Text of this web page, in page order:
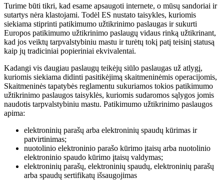
Turime būti tikri, kad esame apsaugoti internete, o mūsų sandoriai ir
sutartys nėra klastojami. Todėl ES nustato taisykles, kuriomis
siekiama stiprinti patikimumo užtikrinimo paslaugas irsukurti
Europos patikimumo užtikrinimo paslaugų vidaus rinką užtikrinant,
kad jos veiktų tarpvalstybiniu mastu ir turėtų tokį patį teisinį statusą
kaip jų tradiciniai popieriniai ekvivalentai.
Kadangi vis daugiau paslaugų teikėjų siūlo paslaugas už atlygį,
kuriomis siekiama didinti pasitikėjimą skaitmeninėmis operacijomis,
Skaitmeninės tapatybės reglamentu sukuriamos tokios patikimumo
užtikrinimo paslaugos taisyklės, kuriomis sudaromos sąlygos jomis
naudotis tarpvalstybiniu mastu. Patikimumo užtikrinimo paslaugos
apima:
elektroninių parašų arba elektroninių spaudų kūrimas ir
patvirtinimas;
nuotolinio elektroninio parašo kūrimo įtaisų arba nuotolinio
elektroninio spaudo kūrimo įtaisų valdymas;
elektroninių parašų, elektroninių spaudų, elektroninių parašų
arba spaudų sertifikatų išsaugojimas